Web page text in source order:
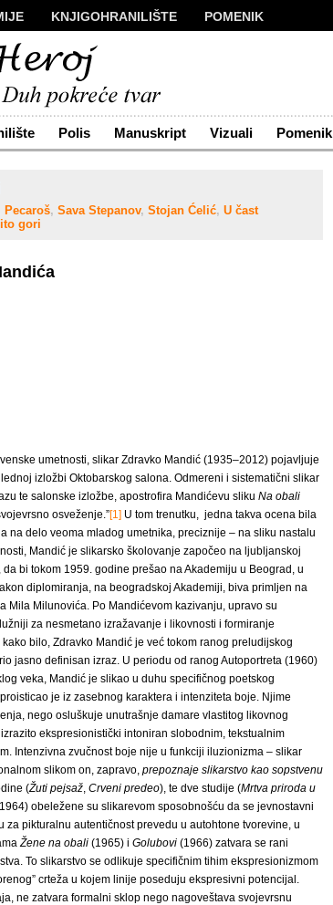
KNJIGOHRANILIŠTE
POMENIK
VIZUALI
REČ KONTAKT
Polis Manuskript Vizuali Pomenik
Pecaroš, Sava Stepanov, Stojan Ćelić, U čast
gori
umetnosti, slikar Zdravko Mandić (1935–2012) pojavljuje
izložbi Oktobarskog salona. Odmereni i sistematični slikar
te salonske izložbe, apostrofira Mandićevu sliku Na obali
osveženje.”[1] U tom trenutku, jedna takva ocena bila
na delo veoma mladog umetnika, preciznije – na sliku nastalu
Mandić je slikarsko školovanje započeo na ljubljanskoj
bi tokom 1959. godine prešao na Akademiju u Beograd, u
diplomiranja, na beogradskoj Akademiji, biva primljen na
Mila Milunovića. Po Mandićevom kazivanju, upravo su
za nesmetano izražavanje i likovnosti i formiranje
bilo, Zdravko Mandić je već tokom ranog preludijskog
jasno definisan izraz. U periodu od ranog Autoportreta (1960)
veka, Mandić je slikao u duhu specifičnog poetskog
je iz zasebnog karaktera i intenziteta boje. Njime
nego osluškuje unutrašnje damare vlastitog likovnog
ekspresionistički intoniran slobodnim, tekstualnim
Intenzivna zvučnost boje nije u funkciji iluzionizma – slikar
slikom on, zapravo, prepoznaje slikarstvo kao sopstvenu
(Žuti pejsaž, Crveni predeo), te dve studije (Mrtva priroda u
obeležene su slikarevom sposobnošću da se jevnostavni
za pikturalnu autentičnost prevedu u autohtone tvorevine, u
Žene na obali (1965) i Golubovi (1966) zatvara se rani
To slikarstvo se odlikuje specifičnim tihim ekspresionizmom
crteža u kojem linije poseduju ekspresivni potencijal.
ne zatvara formalni sklop nego nagoveštava svojevrsnu